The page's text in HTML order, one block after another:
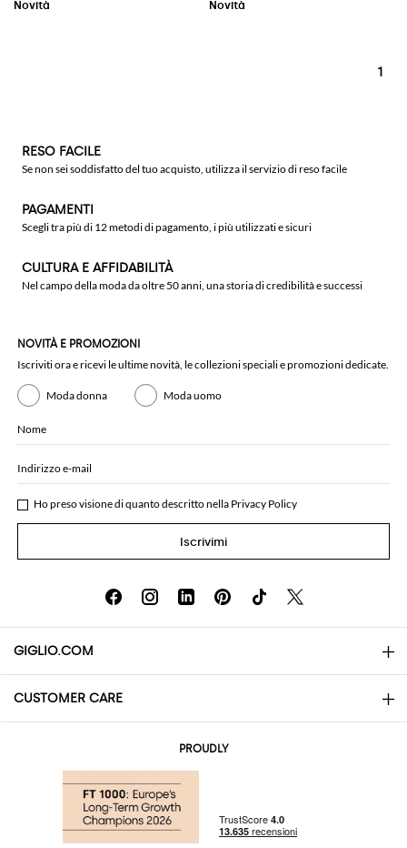
1
RESO FACILE
Se non sei soddisfatto del tuo acquisto, utilizza il servizio di reso facile
PAGAMENTI
Scegli tra più di 12 metodi di pagamento, i più utilizzati e sicuri
CULTURA E AFFIDABILITÀ
Nel campo della moda da oltre 50 anni, una storia di credibilità e successi
NOVITÀ E PROMOZIONI
Iscriviti ora e ricevi le ultime novità, le collezioni speciali e promozioni dedicate.
Moda donna Moda uomo
Nome
Indirizzo e-mail
Ho preso visione di quanto descritto nella Privacy Policy
Iscrivimi
GIGLIO.COM
About
Community Store
CUSTOMER CARE
Resi e Rimborsi
PROUDLY